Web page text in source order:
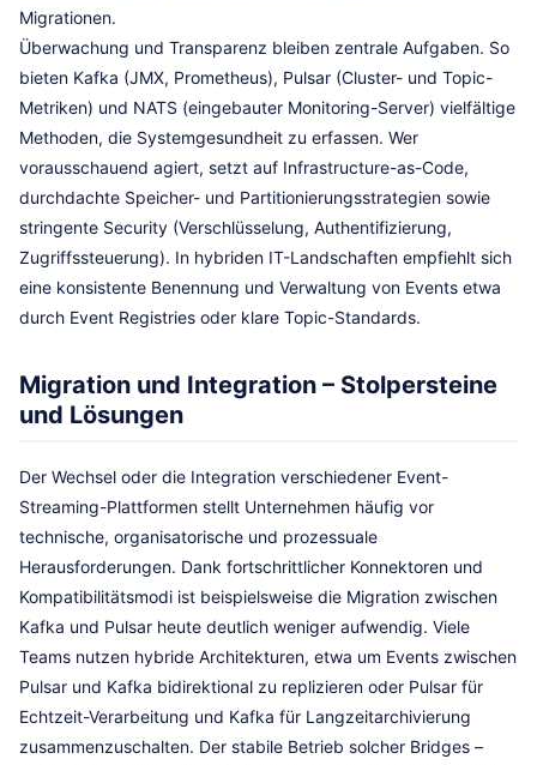
Migrationen.
Überwachung und Transparenz bleiben zentrale Aufgaben. So
bieten Kafka (JMX, Prometheus), Pulsar (Cluster- und Topic-
Metriken) und NATS (eingebauter Monitoring-Server) vielfältige
Methoden, die Systemgesundheit zu erfassen. Wer
vorausschauend agiert, setzt auf Infrastructure-as-Code,
durchdachte Speicher- und Partitionierungsstrategien sowie
stringente Security (Verschlüsselung, Authentifizierung,
Zugriffssteuerung). In hybriden IT-Landschaften empfiehlt sich
eine konsistente Benennung und Verwaltung von Events etwa
durch Event Registries oder klare Topic-Standards.
Migration und Integration – Stolpersteine
und Lösungen
Der Wechsel oder die Integration verschiedener Event-
Streaming-Plattformen stellt Unternehmen häufig vor
technische, organisatorische und prozessuale
Herausforderungen. Dank fortschrittlicher Konnektoren und
Kompatibilitätsmodi ist beispielsweise die Migration zwischen
Kafka und Pulsar heute deutlich weniger aufwendig. Viele
Teams nutzen hybride Architekturen, etwa um Events zwischen
Pulsar und Kafka bidirektional zu replizieren oder Pulsar für
Echtzeit-Verarbeitung und Kafka für Langzeitarchivierung
zusammenzuschalten. Der stabile Betrieb solcher Bridges –